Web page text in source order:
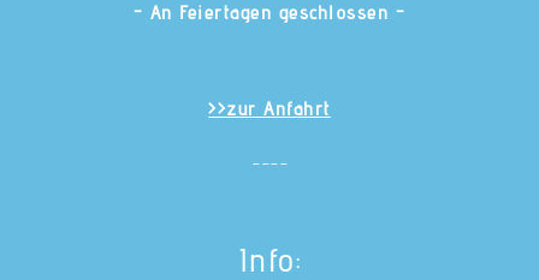
- An Feiertagen geschlossen -
>>zur Anfahrt
Info: